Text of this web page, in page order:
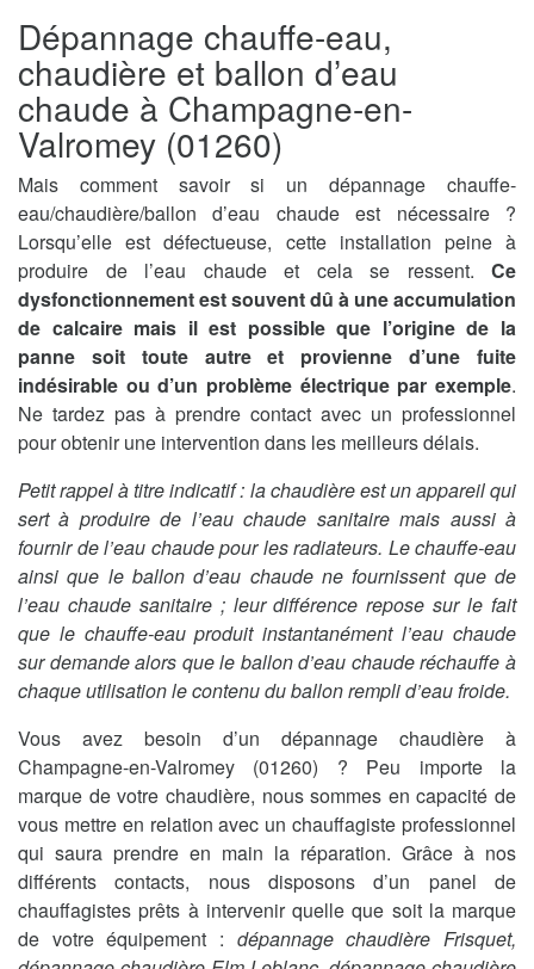
Dépannage chauffe-eau,
chaudière et ballon d’eau
chaude à Champagne-en-
Valromey (01260)
Mais comment savoir si un dépannage chauffe-
eau/chaudière/ballon d’eau chaude est nécessaire ?
Lorsqu’elle est défectueuse, cette installation peine à
produire de l’eau chaude et cela se ressent. Ce
dysfonctionnement est souvent dû à une accumulation
de calcaire mais il est possible que l’origine de la
panne soit toute autre et provienne d’une fuite
indésirable ou d’un problème électrique par exemple.
Ne tardez pas à prendre contact avec un professionnel
pour obtenir une intervention dans les meilleurs délais.
Petit rappel à titre indicatif : la chaudière est un appareil qui
sert à produire de l’eau chaude sanitaire mais aussi à
fournir de l’eau chaude pour les radiateurs. Le chauffe-eau
ainsi que le ballon d’eau chaude ne fournissent que de
l’eau chaude sanitaire ; leur différence repose sur le fait
que le chauffe-eau produit instantanément l’eau chaude
sur demande alors que le ballon d’eau chaude réchauffe à
chaque utilisation le contenu du ballon rempli d’eau froide.
Vous avez besoin d’un dépannage chaudière à
Champagne-en-Valromey (01260) ? Peu importe la
marque de votre chaudière, nous sommes en capacité de
vous mettre en relation avec un chauffagiste professionnel
qui saura prendre en main la réparation. Grâce à nos
différents contacts, nous disposons d’un panel de
chauffagistes prêts à intervenir quelle que soit la marque
de votre équipement : dépannage chaudière Frisquet,